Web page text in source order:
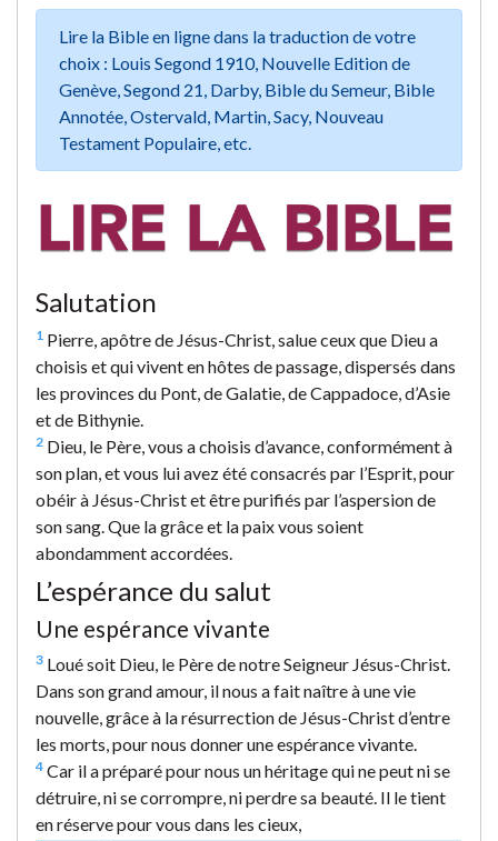
Lire la Bible en ligne dans la traduction de votre
choix : Louis Segond 1910, Nouvelle Edition de
Genève, Segond 21, Darby, Bible du Semeur, Bible
Annotée, Ostervald, Martin, Sacy, Nouveau
Testament Populaire, etc.
Salutation
1 Pierre, apôtre de Jésus-Christ, salue ceux que Dieu a
choisis et qui vivent en hôtes de passage, dispersés dans
les provinces du Pont, de Galatie, de Cappadoce, d’Asie
et de Bithynie.
2 Dieu, le Père, vous a choisis d’avance, conformément à
son plan, et vous lui avez été consacrés par l’Esprit, pour
obéir à Jésus-Christ et être purifiés par l’aspersion de
son sang. Que la grâce et la paix vous soient
abondamment accordées.
L’espérance du salut
Une espérance vivante
3 Loué soit Dieu, le Père de notre Seigneur Jésus-Christ.
Dans son grand amour, il nous a fait naître à une vie
nouvelle, grâce à la résurrection de Jésus-Christ d’entre
les morts, pour nous donner une espérance vivante.
4 Car il a préparé pour nous un héritage qui ne peut ni se
détruire, ni se corrompre, ni perdre sa beauté. Il le tient
en réserve pour vous dans les cieux,